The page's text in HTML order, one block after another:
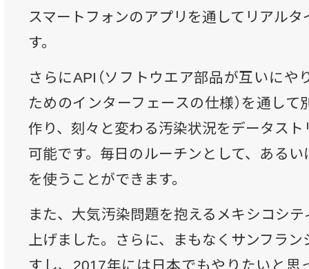
スマートフォンのアプリを通してリアル
す。
さらにAPI（ソフトウエア部品が互いにや
ためのインターフェースの仕様）を通し
作り、刻々と変わる汚染状況をデータス
可能です。毎日のルーチンとして、ある
を使うことができます。
また、大気汚染問題を抱えるメキシコシ
上げました。さらに、まもなくサンフラ
すし、2017年には日本でもやりたいと思